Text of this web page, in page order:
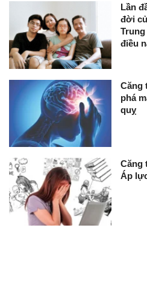
Lần
đời
điều
Căng
phá
quỵ
Căng
Áp